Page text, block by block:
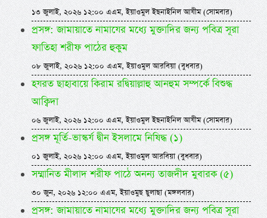
১৩ জুলাই, ২০২৬ ১২:০০ এএম, ইয়াওমুল ইছনাইনিল আযীম (সোমবার)
প্রসঙ্গ: জামায়াতে নামাযের মধ্যে মুক্তাদির জন্য পবিত্র সূরা
ফাতিহা শরীফ পাঠের হুকুম
০৮ জুলাই, ২০২৬ ১২:০০ এএম, ইয়াওমুল আরবিয়া (বুধবার)
হযরত ছাহাবায়ে কিরাম রদ্বিয়াল্লাহু আনহুম সম্পর্কে বিশুদ্ধ
আক্বিদা
০৬ জুলাই, ২০২৬ ১২:০০ এএম, ইয়াওমুল ইছনাইনিল আযীম (সোমবার)
প্রসঙ্গ মূর্তি-ভাস্কর্য দ্বীন ইসলামে নিষিদ্ধ (১)
০১ জুলাই, ২০২৬ ১২:০০ এএম, ইয়াওমুল আরবিয়া (বুধবার)
সম্মানিত মীলাদ শরীফ পাঠে অনন্য তাজদীদ মুবারক (৫)
৩০ জুন, ২০২৬ ১২:০০ এএম, ইয়াওমুছ ছুলাছা (মঙ্গলবার)
প্রসঙ্গ: জামায়াতে নামাযের মধ্যে মুক্তাদির জন্য পবিত্র সূরা